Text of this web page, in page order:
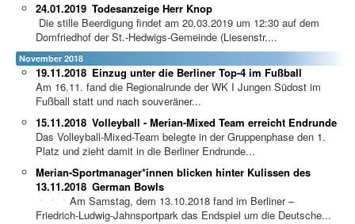
Todesanzeige Herr Knop
24.01.2019
Die stille Beerdigung findet am 20.03.2019 um 12:30 auf dem
Domfriedhof der St.-Hedwigs-Gemeinde (Liesenstr....
November 2018
Einzug unter die Berliner Top-4 im Fußball
19.11.2018
Am 16.11. fand die Regionalrunde der WK I Jungen Südost im
Fußball statt und nach souveräner...
Volleyball - Merian-Mixed Team erreicht Endrunde
15.11.2018
Das Volleyball-Mixed-Team belegte in der Gruppenphase den 1.
Platz und zieht damit in die Berliner Endrunde...
Merian-Sportmanager*innen blicken hinter Kulissen des
German Bowls
13.11.2018
Am Samstag, dem 13.10.2018 fand im Berliner –
Friedrich-Ludwig-Jahnsportpark das Endspiel um die Deutsche...